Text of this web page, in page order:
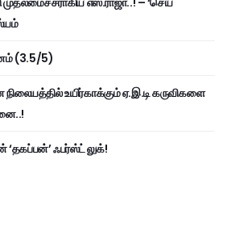
(3.5/5)
உயிர்காக்கும் ஏ.இ.டி கருவிகளை
‘தகப்பன்’ ஃபர்ஸ்ட் லுக்!